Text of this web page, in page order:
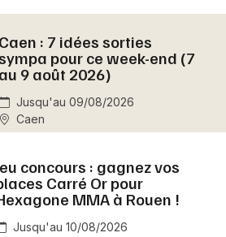
Caen : 7 idées sorties
pour ce week-end (7
au 9 août 2026)
Jusqu'au 09/08/2026
Caen
concours : gagnez vos
Carré Or pour
MMA à Rouen !
Jusqu'au 10/08/2026